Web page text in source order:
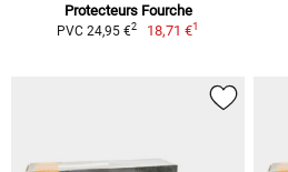
Protecteurs Fourche
PVC 24,95 €2 18,71 €1